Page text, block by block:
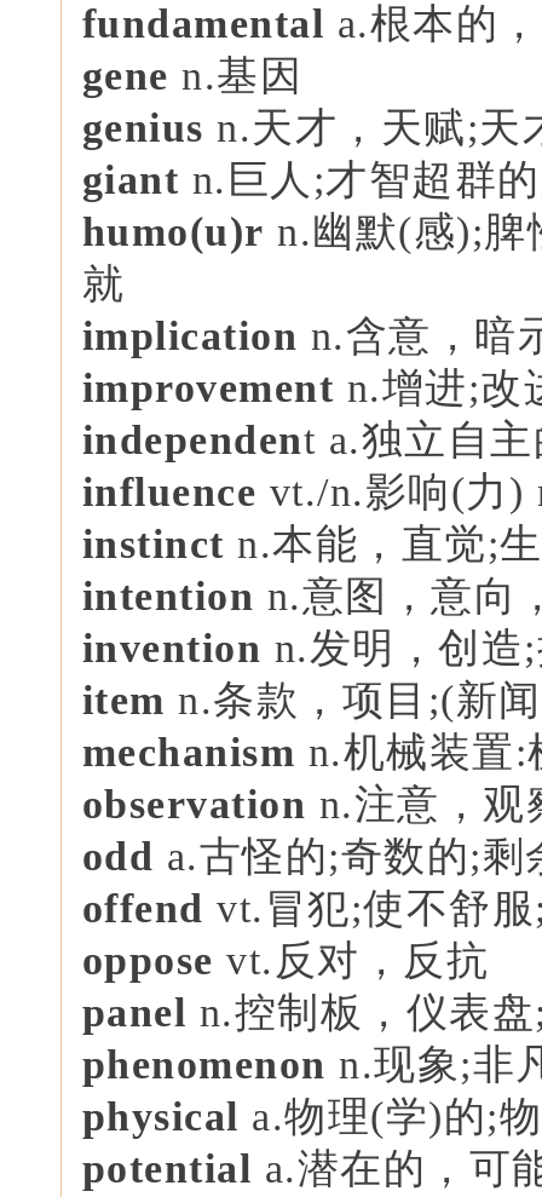
fundamental a.根本的
genen.基因
genius n.天才，天赋;天
giant n.巨人;才智超群
humo(u)rn.幽默(感);
就
implication n.含意，暗
improvement n.增进;改
independent a.独立自
influence vt./n.影响(力)
instinctn.本能，直觉;
intention n.意图，意向
invention n.发明，创造
item n.条款，项目;(新
mechanism n.机械装置:
observation n.注意，观
odd a.古怪的;奇数的;剩
offend vt.冒犯;使不舒
oppose vt.反对，反抗
panel n.控制板，仪表
phenomenonn.现象;非
physical a.物理(学)的;
potential a.潜在的，可